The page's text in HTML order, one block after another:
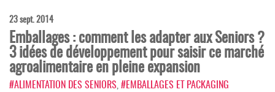
23 sept. 2014
Emballages : comment les adapter aux Seniors ?
3 idées de développement pour saisir ce marché
agroalimentaire en pleine expansion
#ALIMENTATION DES SENIORS #EMBALLAGES ET PACKAGING